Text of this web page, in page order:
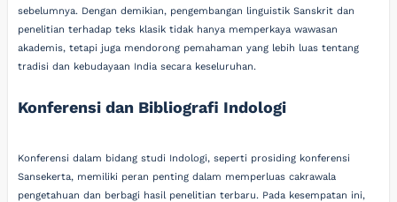
sebelumnya. Dengan demikian, pengembangan linguistik Sanskrit dan
penelitian terhadap teks klasik tidak hanya memperkaya wawasan
akademis, tetapi juga mendorong pemahaman yang lebih luas tentang
tradisi dan kebudayaan India secara keseluruhan.
Konferensi dan Bibliografi Indologi
Konferensi dalam bidang studi Indologi, seperti prosiding konferensi
Sansekerta, memiliki peran penting dalam memperluas cakrawala
pengetahuan dan berbagi hasil penelitian terbaru. Pada kesempatan ini,